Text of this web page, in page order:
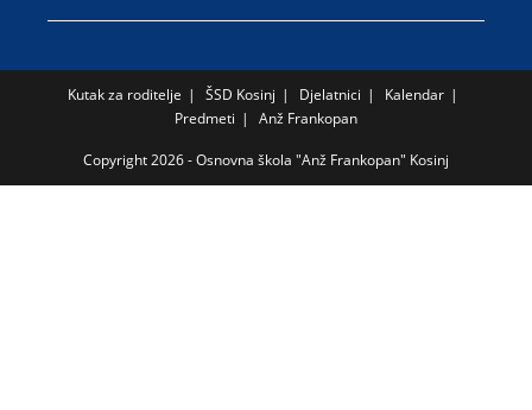
Kutak za roditelje ŠSD Kosinj Djelatnici
Kalendar
Predmeti
Anž Frankopan
Copyright 2026 - Osnovna škola "Anž Frankopan" Kosinj